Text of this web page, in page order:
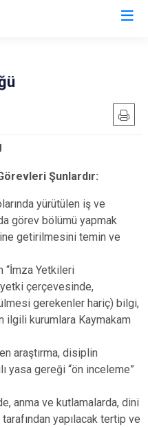
Şunlardır:
yürütülen iş ve
görev bölümü yapmak
getirilmesini temin ve
“İmza Yetkileri
yetki çerçevesinde,
gerekenler hariç) bilgi,
ilgili kurumlara Kaymakam
araştırma, disiplin
yasa gereği “ön inceleme”
anma ve kutlamalarda, dini
yapılacak tertip ve